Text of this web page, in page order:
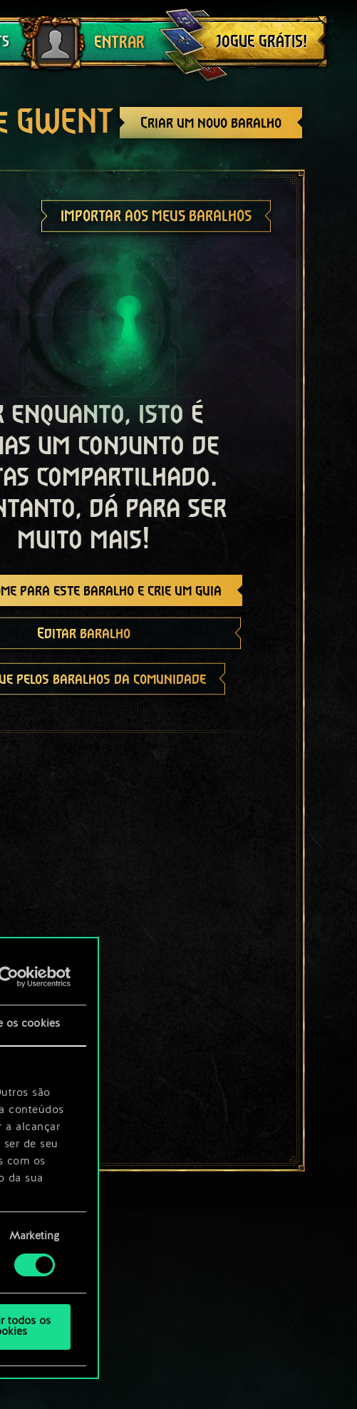
os cookies
são
conteúdos
a alcançar
de seu
com os
da sua
poderá
Marketing
todos os
ENTRAR
Sair
JOGUE GRÁTIS!
Criar um novo baralho
IMPORTAR AOS MEUS BARALHOS
enquanto, isto é
um conjunto de
compartilhado.
dá para ser
muito mais!
para este baralho e crie um guia
Editar baralho
pelos baralhos da comunidade